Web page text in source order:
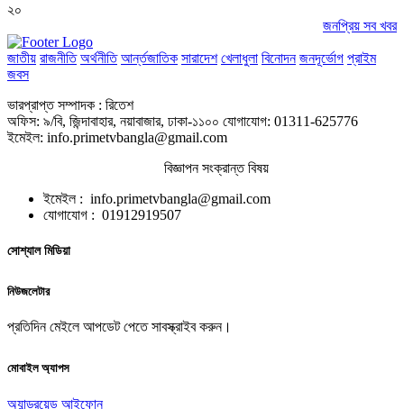
২০
জনপ্রিয় সব খবর
জাতীয় রাজনীতি অর্থনীতি আর্ন্তজাতিক সারাদেশ খেলাধুলা বিনোদন জনদূর্ভোগ প্রাইম
জবস
ভারপ্রাপ্ত সম্পাদক : রিতেশ
অফিস: ৯/বি, জিন্দাবাহার, নয়াবাজার, ঢাকা-১১০০ যোগাযোগ: 01311-625776
ইমেইল: info.primetvbangla@gmail.com
বিজ্ঞাপন সংক্রান্ত বিষয়
ইমেইল : info.primetvbangla@gmail.com
যোগাযোগ : 01912919507
সোশ্যাল মিডিয়া
নিউজলেটার
প্রতিদিন মেইলে আপডেট পেতে সাবস্ক্রাইব করুন।
মোবাইল অ্যাপস
অ্যান্ড্রয়েড আইফোন